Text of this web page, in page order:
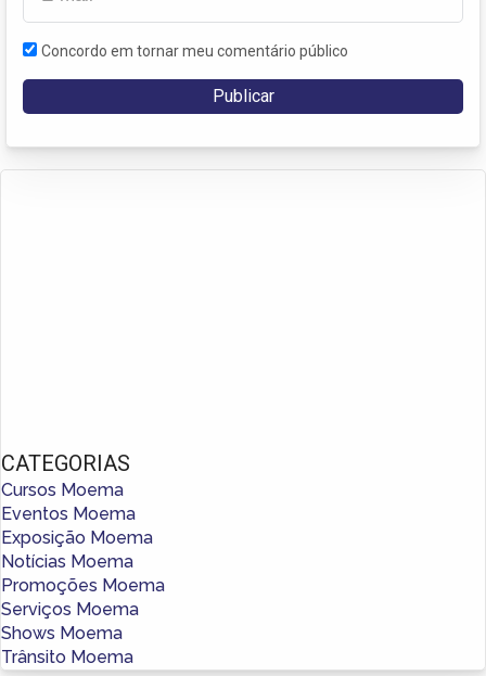
Concordo em tornar meu comentário público
CATEGORIAS
Cursos Moema
Eventos Moema
Exposição Moema
Notícias Moema
Promoções Moema
Serviços Moema
Shows Moema
Trânsito Moema